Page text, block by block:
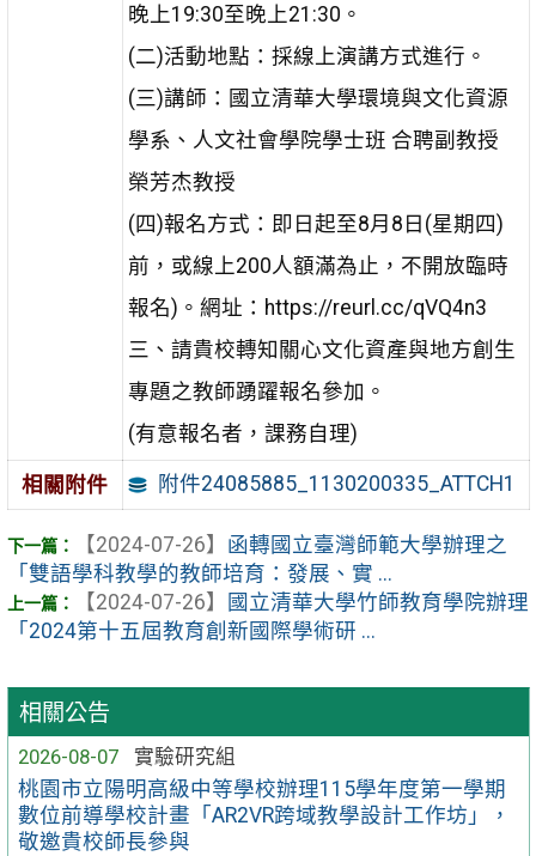
相關公告
2026-08-07
實驗研究組
桃園市立陽明高級中等學校辦理115學年度第一學期
數位前導學校計畫「AR2VR跨域教學設計工作坊」，
敬邀貴校師長參與
晚上19:30至晚上21:30。
(二)活動地點：採線上演講方式進行。
(三)講師：國立清華大學環境與文化資源
學系、人文社會學院學士班 合聘副教授
榮芳杰教授
(四)報名方式：即日起至8月8日(星期四)
前，或線上200人額滿為止，不開放臨時
報名)。網址：https://reurl.cc/qVQ4n3
三、請貴校轉知關心文化資產與地方創生
專題之教師踴躍報名參加。
(有意報名者，課務自理)
相關附件 附件24085885_1130200335_ATTCH1
【2024-07-26】 函轉國立臺灣師範大學辦理之
「雙語學科教學的教師培育：發展、實 ...
【2024-07-26】
國立清華大學竹師教育學院辦理
「2024第十五屆教育創新國際學術研 ...